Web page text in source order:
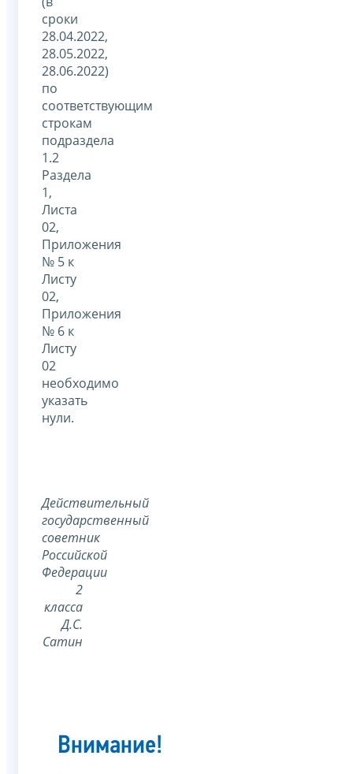
сроки
28.04.2022,
28.05.2022,
28.06.2022)
по
соответствующим
строкам
подраздела
1.2
Раздела
1,
Листа
02,
Приложения
№ 5 к
Листу
02,
Приложения
№ 6 к
Листу
02
необходимо
указать
нули.
Действительный
государственный
советник
Российской
Федерации
2
класса
Д.С.
Сатин
Внимание!